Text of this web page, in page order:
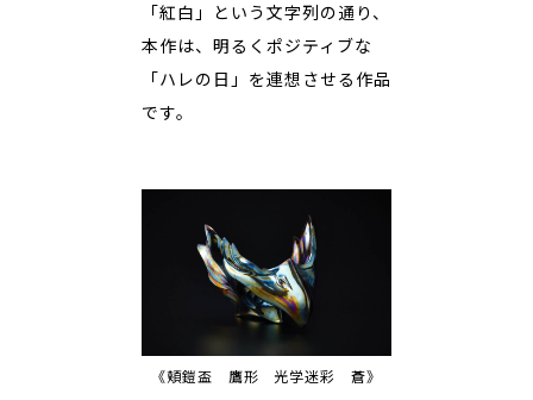
「紅白」という文字列の通り、
本作は、明るくポジティブな
「ハレの日」を連想させる作品
です。
《頬鎧盃 鷹形 光学迷彩 蒼》